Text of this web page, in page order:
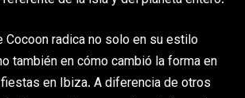
Cocoon radica no solo en su estilo
también en cómo cambió la forma en
en Ibiza. A diferencia de otros